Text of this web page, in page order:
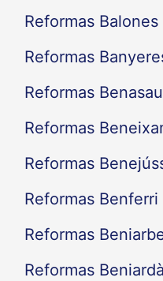
Reformas Balones
Reformas
Reformas Benasau
Reformas
Reformas
Reformas Benferri
Reformas
Reformas Beniardà